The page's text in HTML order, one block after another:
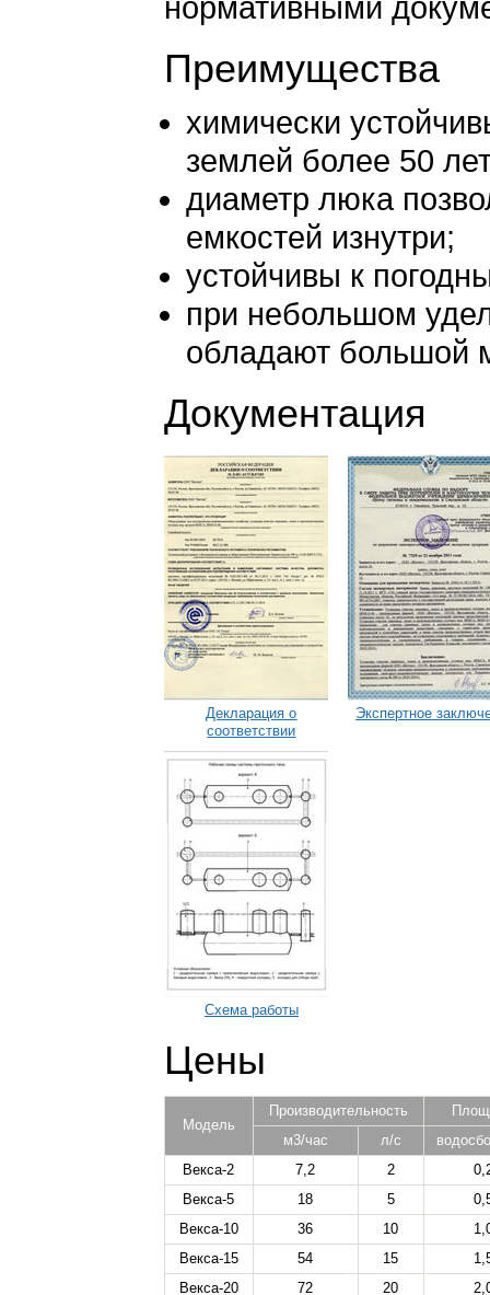
нормативными
Преимущества
химически
землей более 50
диаметр люка
емкостей изнутри;
устойчивы к
при небольшом
обладают большой
Документация
Декларация о
соответствии
Экспертное
Схема работы
Цены
Модель
Производительность
м3/час
л/с
Векса-2
7,2 2
Векса-5
18 5
Векса-10
36 10
Векса-15
54 15
Векса-20
72 20